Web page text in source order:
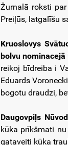
Žurnalā roksti
Preiļūs, latgalīšu
Kruoslovys
bolvu nominacejā
reikoj bīdreiba i
Eduards
bogotu draudzi,
Daugovpiļs
kūka prīkšmati
gataveiti kūka